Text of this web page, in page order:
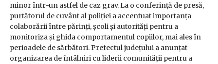
minor într-un astfel de caz grav. La o conferință de presă,
purtătorul de cuvânt al poliției a accentuat importanța
colaborării între părinți, școli și autorități pentru a
monitoriza și ghida comportamentul copiilor, mai ales în
perioadele de sărbători. Prefectul județului a anunțat
organizarea de întâlniri cu liderii comunității pentru a